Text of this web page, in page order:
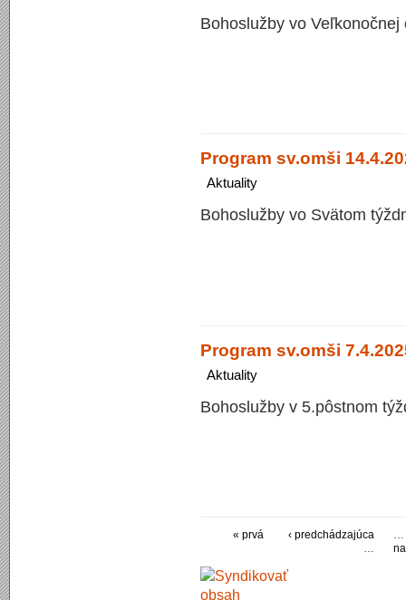
Bohoslužby vo
Program sv.omši
Aktuality
Bohoslužby vo Svätom
Program sv.omši
Aktuality
Bohoslužby v 5.pôstnom
« prvá ‹ predchádzajúca
…
…